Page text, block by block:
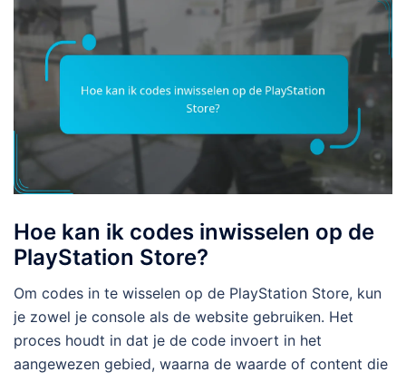
Hoe kan ik codes inwisselen op de
PlayStation Store?
Om codes in te wisselen op de PlayStation Store, kun
je zowel je console als de website gebruiken. Het
proces houdt in dat je de code invoert in het
aangewezen gebied, waarna de waarde of content die